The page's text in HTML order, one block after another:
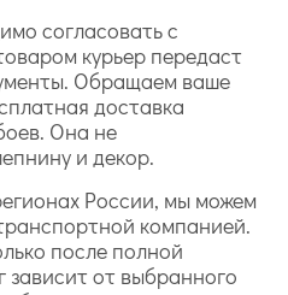
согласовать с
курьер передаст
Обращаем ваше
доставка
Она не
и декор.
России, мы можем
компанией.
после полной
зависит от выбранного